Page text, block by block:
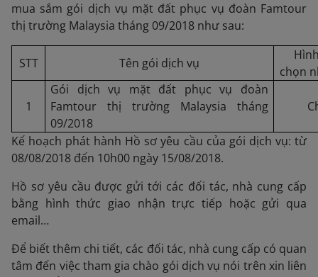
mua sắm gói dịch vụ mặt đất phục vụ đoàn Famtour
thị trường Malaysia tháng 09/2018 như sau:
STT Tên gói dịch vụ
chọn
1
Gói dịch vụ mặt đất phục vụ đoàn
Famtour thị trường Malaysia tháng
09/2018
Kế hoạch phát hành Hồ sơ yêu cầu của gói dịch vụ: từ
08/08/2018 đến 10h00 ngày 15/08/2018.
Hồ sơ yêu cầu được gửi tới các đối tác, nhà cung cấp
bằng hình thức giao nhận trực tiếp hoặc gửi qua
email…
Để biết thêm chi tiết, các đối tác, nhà cung cấp có quan
tâm đến việc tham gia chào gói dịch vụ nói trên xin liên